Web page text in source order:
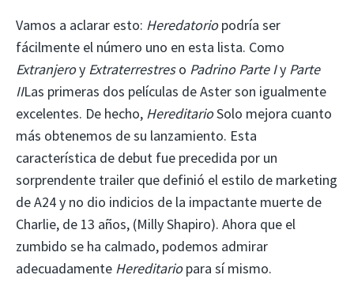
Vamos a aclarar esto: Heredatoriopodría ser
fácilmente el número uno en esta lista. Como
Extranjeroy Extraterrestreso Padrino Parte Iy Parte
IILas primeras dos películas de Aster son igualmente
excelentes. De hecho, HereditarioSolo mejora cuanto
más obtenemos de su lanzamiento. Esta
característica de debut fue precedida por un
sorprendente trailer que definió el estilo de marketing
de A24 y no dio indicios de la impactante muerte de
Charlie, de 13 años, (Milly Shapiro). Ahora que el
zumbido se ha calmado, podemos admirar
adecuadamente Hereditariopara sí mismo.